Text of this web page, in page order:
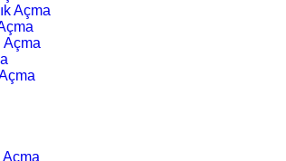
Açma
Açma
Açma